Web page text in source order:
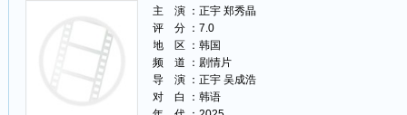
主 演 ：正宇 郑秀晶
评 分 ：7.0
地 区 ：韩国
频 道 ：剧情片
导 演 ：正宇 吴成浩
对 白 ：韩语